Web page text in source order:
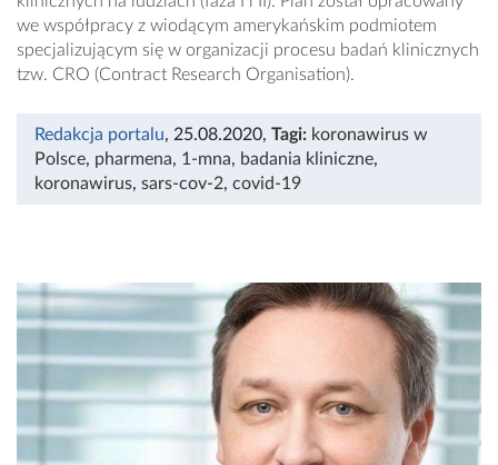
we współpracy z wiodącym amerykańskim podmiotem
specjalizującym się w organizacji procesu badań klinicznych
tzw. CRO (Contract Research Organisation).
Redakcja portalu, 25.08.2020, Tagi: koronawirus w
Polsce, pharmena, 1-mna, badania kliniczne,
koronawirus, sars-cov-2, covid-19